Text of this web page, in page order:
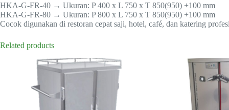
HKA-G-FR-40 → Ukuran: P 400 x L 750 x T 850(950) +100 mm
HKA-G-FR-80 → Ukuran: P 800 x L 750 x T 850(950) +100 mm
Cocok digunakan di restoran cepat saji, hotel, café, dan katering
Related products